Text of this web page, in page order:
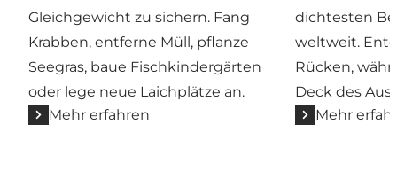
Gleichgewicht zu sichern. Fang
Krabben, entferne Müll, pflanze
Seegras, baue Fischkindergärten
oder lege neue Laichplätze an.
Mehr erfahren
dichtesten
weltweit.
Rücken,
Deck des
Mehr